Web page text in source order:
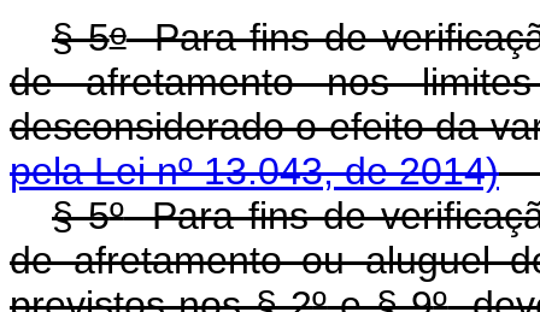
§ 5oPara fins de
de afretamento nos
desconsiderado o
pela Lei nº 13.043, de 2014)
§ 5ºPara fins de
de afretamento ou aluguel